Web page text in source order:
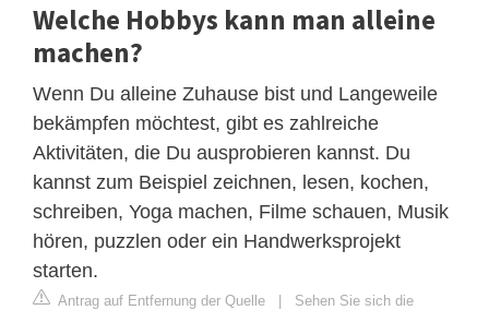
Welche Hobbys kann man alleine
machen?
Wenn Du alleine Zuhause bist und Langeweile
bekämpfen möchtest, gibt es zahlreiche
Aktivitäten, die Du ausprobieren kannst. Du
kannst zum Beispiel zeichnen, lesen, kochen,
schreiben, Yoga machen, Filme schauen, Musik
hören, puzzlen oder ein Handwerksprojekt
starten.
Antrag auf Entfernung der Quelle | Sehen Sie sich die